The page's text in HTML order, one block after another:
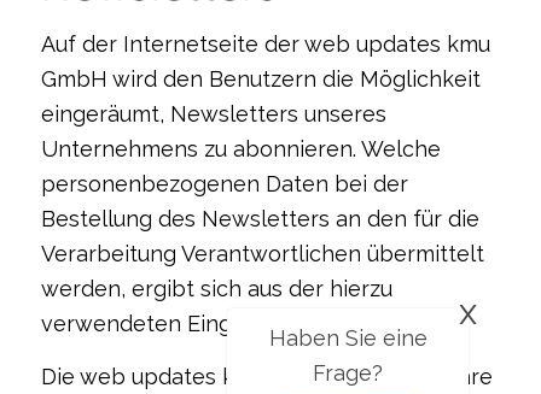
Auf der Internetseite der web updates kmu
GmbH wird den Benutzern die Möglichkeit
eingeräumt, Newsletters unseres
Unternehmens zu abonnieren. Welche
personenbezogenen Daten bei der
Bestellung des Newsletters an den für die
Verarbeitung Verantwortlichen übermittelt
werden, ergibt sich aus der hierzu
verwendeten Eingabemaske.
Die web updates kmu GmbH informiert ihre
Haben Sie eine
Frage?
x